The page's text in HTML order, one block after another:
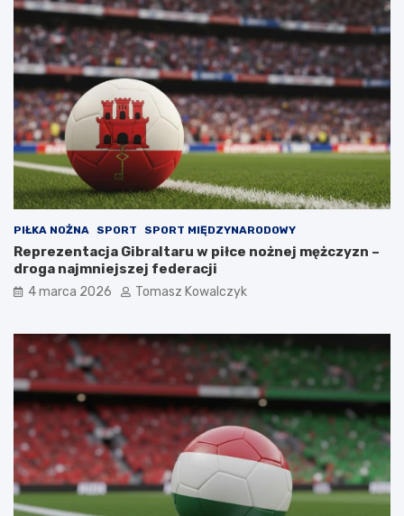
PIŁKA NOŻNA SPORT SPORT MIĘDZYNARODOWY
Reprezentacja Gibraltaru w piłce nożnej mężczyzn –
droga najmniejszej federacji
4 marca 2026 Tomasz Kowalczyk